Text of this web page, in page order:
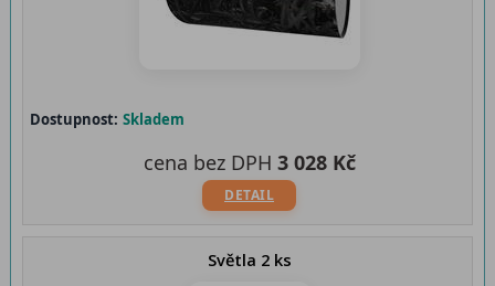
Dostupnost: Skladem
DETAIL
cena bez DPH 3 028 Kč
Světla 2 ks